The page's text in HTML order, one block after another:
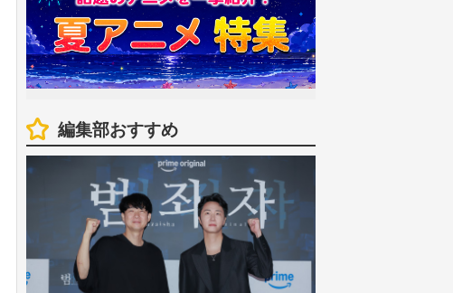
編集部おすすめ